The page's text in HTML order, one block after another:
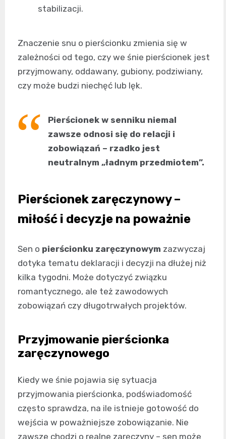
stabilizacji.
Znaczenie snu o pierścionku zmienia się w
zależności od tego, czy we śnie pierścionek jest
przyjmowany, oddawany, gubiony, podziwiany,
czy może budzi niechęć lub lęk.
Pierścionek w senniku niemal
zawsze odnosi się do relacji i
zobowiązań – rzadko jest
neutralnym „ładnym przedmiotem”.
Pierścionek zaręczynowy –
miłość i decyzje na poważnie
Sen o pierścionku zaręczynowym zazwyczaj
dotyka tematu deklaracji i decyzji na dłużej niż
kilka tygodni. Może dotyczyć związku
romantycznego, ale też zawodowych
zobowiązań czy długotrwałych projektów.
Przyjmowanie pierścionka
zaręczynowego
Kiedy we śnie pojawia się sytuacja
przyjmowania pierścionka, podświadomość
często sprawdza, na ile istnieje gotowość do
wejścia w poważniejsze zobowiązanie. Nie
zawsze chodzi o realne zaręczyny – sen może